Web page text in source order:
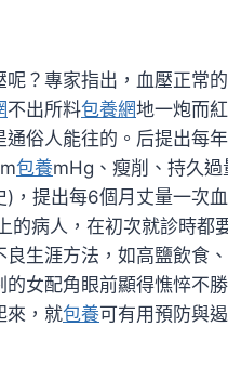
呢？專家指出，血壓正常
不出所料包養網地一炮而
通俗人能往的。后提出每
包養mHg、瘦削、持久
)，提出每6個月丈量一次
的病人，在初次就診時都
生涯方法，如高鹽飲食
女配角眼前顯得憔悴不
來，就包養可有用預防與